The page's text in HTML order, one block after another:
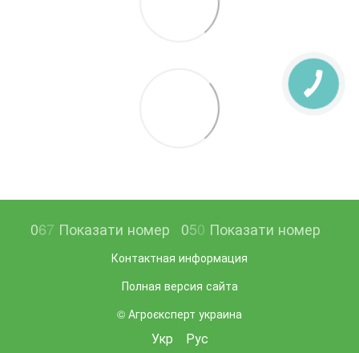
067 Показати номер 050 Показати номер
Контактная информация
Полная версия сайта
© Агроєксперт украина
Укр Рус